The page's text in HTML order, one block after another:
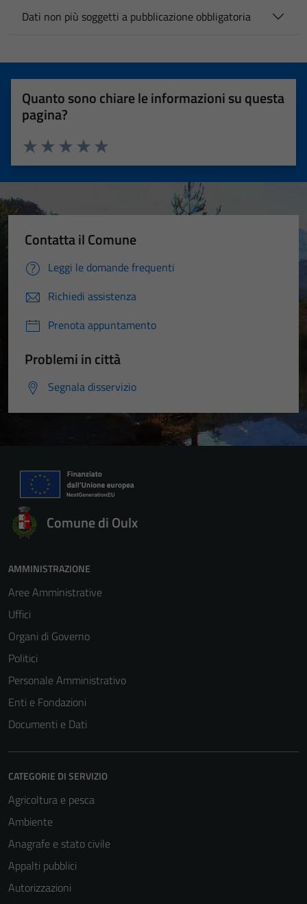
Dati non più soggetti a pubblicazione obbligatoria
Quanto sono chiare le informazioni su questa
pagina?
Valuta 5 stelle su 5
Valuta 4 stelle su 5
Valuta 3 stelle su 5
Valuta 2 stelle su 5
Valuta 1 stelle su 5
Contatta il Comune
Leggi le domande frequenti
Richiedi assistenza
Prenota appuntamento
Problemi in città
Segnala disservizio
Comune di Oulx
AMMINISTRAZIONE
Aree Amministrative
Uffici
Organi di Governo
Politici
Personale Amministrativo
Enti e Fondazioni
Documenti e Dati
CATEGORIE DI SERVIZIO
Agricoltura e pesca
Ambiente
Anagrafe e stato civile
Appalti pubblici
Autorizzazioni